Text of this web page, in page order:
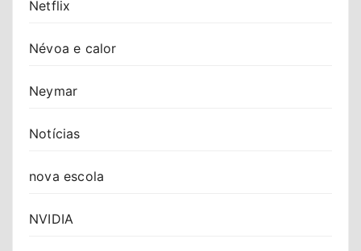
Netflix
Névoa e calor
Neymar
Notícias
nova escola
NVIDIA